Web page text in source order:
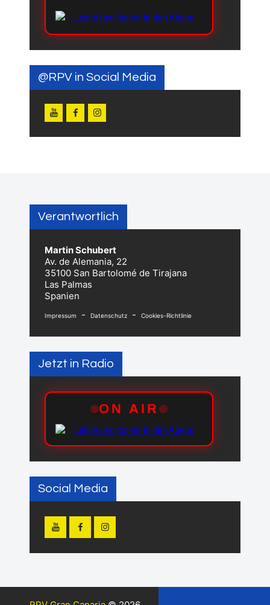
@RPV in Social Media
Verantwortlich
Martin Schubert
Av. de Alemania, 22
35100 San Bartolomé de Tirajana
Las Palmas
Spanien
Impressum - Datenschutz - Cookies-Richtlinie
Jetzt in Radio
Social Media